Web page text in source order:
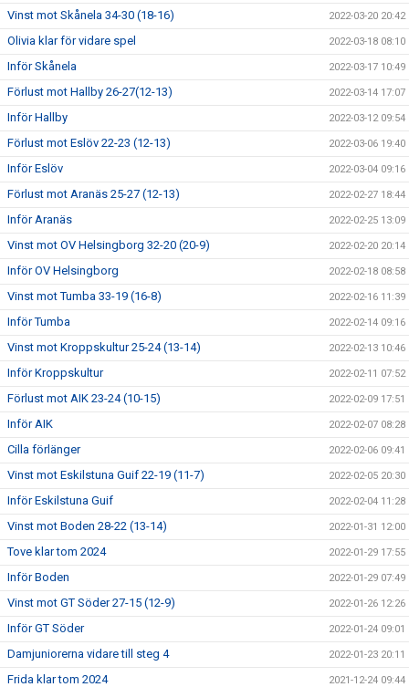
Vinst mot Skånela 34-30 (18-16) 2022-03-20 20:42
Olivia klar för vidare spel 2022-03-18 08:10
Inför Skånela 2022-03-17 10:49
Förlust mot Hallby 26-27(12-13) 2022-03-14 17:07
Inför Hallby 2022-03-12 09:54
Förlust mot Eslöv 22-23 (12-13) 2022-03-06 19:40
Inför Eslöv 2022-03-04 09:16
Förlust mot Aranäs 25-27 (12-13) 2022-02-27 18:44
Inför Aranäs 2022-02-25 13:09
Vinst mot OV Helsingborg 32-20 (20-9) 2022-02-20 20:14
Inför OV Helsingborg 2022-02-18 08:58
Vinst mot Tumba 33-19 (16-8) 2022-02-16 11:39
Inför Tumba 2022-02-14 09:16
Vinst mot Kroppskultur 25-24 (13-14) 2022-02-13 10:46
Inför Kroppskultur 2022-02-11 07:52
Förlust mot AIK 23-24 (10-15) 2022-02-09 17:51
Inför AIK 2022-02-07 08:28
Cilla förlänger 2022-02-06 09:41
Vinst mot Eskilstuna Guif 22-19 (11-7) 2022-02-05 20:30
Inför Eskilstuna Guif 2022-02-04 11:28
Vinst mot Boden 28-22 (13-14) 2022-01-31 12:00
Tove klar tom 2024 2022-01-29 17:55
Inför Boden 2022-01-29 07:49
Vinst mot GT Söder 27-15 (12-9) 2022-01-26 12:26
Inför GT Söder 2022-01-24 09:01
Damjuniorerna vidare till steg 4 2022-01-23 20:11
Frida klar tom 2024 2021-12-24 09:44